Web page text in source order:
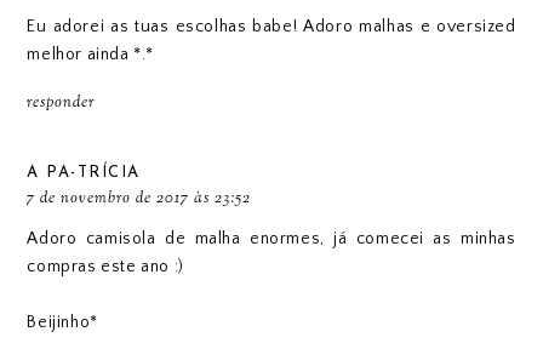
Eu adorei as tuas escolhas babe! Adoro malhas e oversized
melhor ainda *.*
responder
A PA-TRÍCIA
7 de novembro de 2017 às 23:52
Adoro camisola de malha enormes, já comecei as minhas
compras este ano :)
Beijinho*